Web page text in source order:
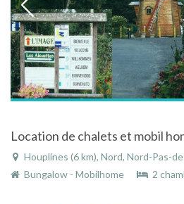
Houplines (6 km), Nord, Nord-Pas-de-
Bungalow - Mobilhome
2